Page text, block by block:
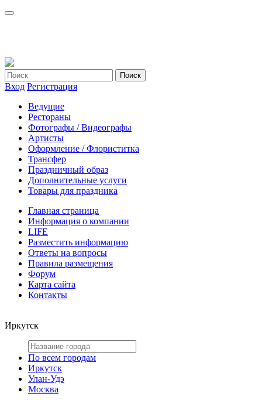
Вход Регистрация
Ведущие
Рестораны
Фотографы / Видеографы
Артисты
Оформление / Флориститка
Трансфер
Праздничный образ
Дополнительные услуги
Товары для праздника
Главная страница
Информация о компании
LIFE
Разместить информацию
Ответы на вопросы
Правила размещения
Форум
Карта сайта
Контакты
Иркутск
По всем городам
Иркутск
Улан-Удэ
Москва